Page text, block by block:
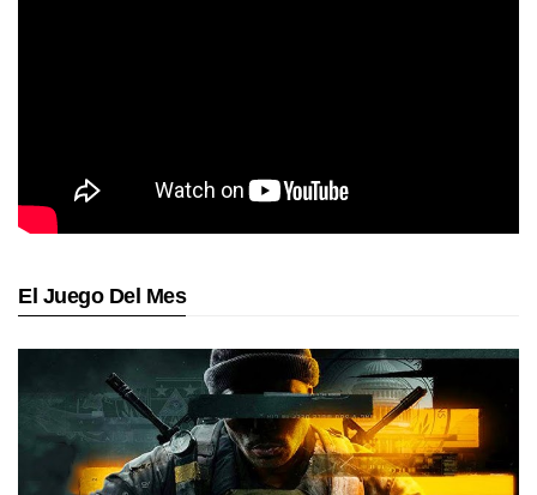
El Juego Del Mes